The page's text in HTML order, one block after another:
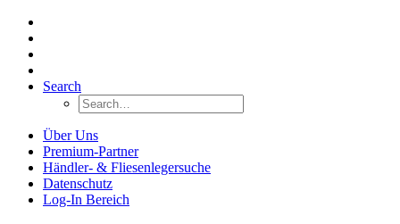
Search
Über Uns
Premium-Partner
Händler- & Fliesenlegersuche
Datenschutz
Log-In Bereich